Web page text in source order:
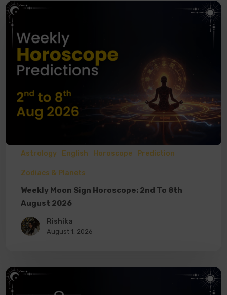
Astrology English Horoscope Prediction
Zodiacs & Planets
Weekly Moon Sign Horoscope: 2nd To 8th
August 2026
Rishika
August 1, 2026